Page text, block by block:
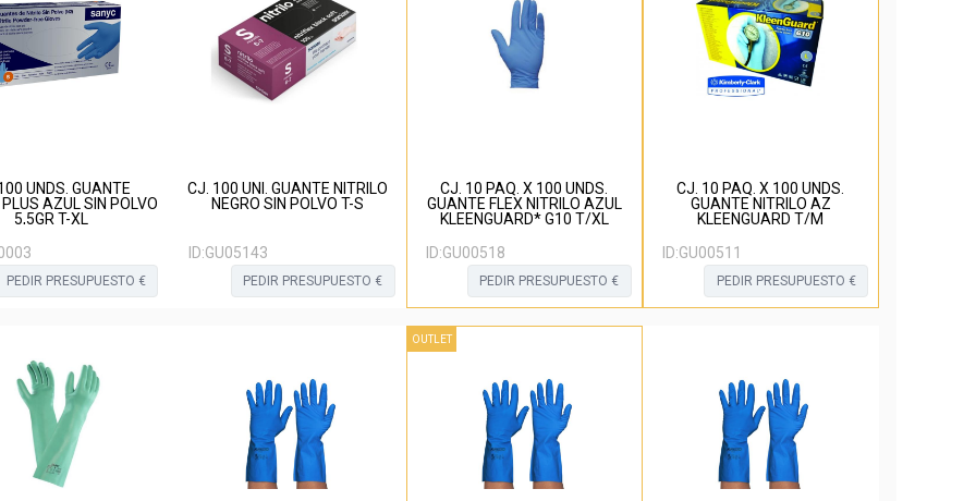
UNDS. GUANTE
PLUS AZUL SIN POLVO
5,5GR T-XL
PEDIR PRESUPUESTO €
CJ. 100 UNI. GUANTE NITRILO
NEGRO SIN POLVO T-S
ID:GU05143
PEDIR PRESUPUESTO €
CJ. 10 PAQ. X 100 UNDS.
GUANTE FLEX NITRILO AZUL
KLEENGUARD* G10 T/XL
ID:GU00518
PEDIR PRESUPUESTO €
CJ. 10 PAQ. X 100 UNDS.
GUANTE NITRILO AZ
KLEENGUARD T/M
ID:GU00511
PEDIR PRESUPUESTO €
OUTLET